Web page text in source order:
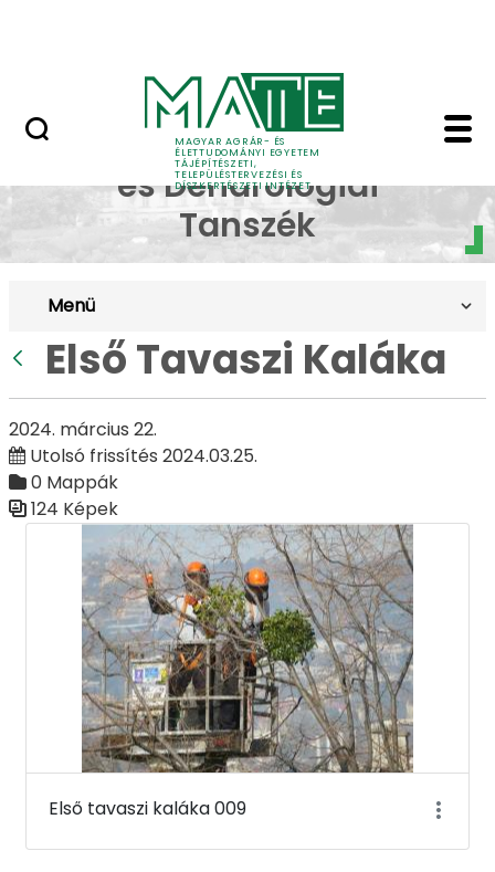
MAGYAR AGRÁR- ÉS
ÉLETTUDOMÁNYI EGYETEM
TÁJÉPÍTÉSZETI,
TELEPÜLÉSTERVEZÉSI ÉS
DÍSZKERTÉSZETI INTÉZET
Első Tavaszi Kaláka
Dísznövénytermesztési
és Dendrológiai
Tanszék
Menü
Első Tavaszi Kaláka
2024. március 22.
Utolsó frissítés 2024.03.25.
0 Mappák
124 Képek
Első tavaszi kaláka 009